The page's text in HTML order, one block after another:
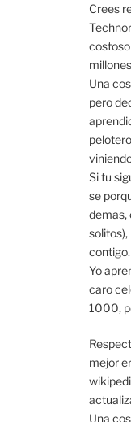
Crees
Una
pero
Si tu
se
demas,
Yo
caro
1000,
mejor
Una